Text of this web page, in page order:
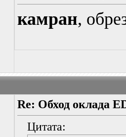
камран,
Re: Обход оклада
Цитата: